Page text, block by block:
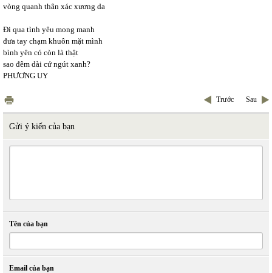
vòng quanh thân xác xương da
Đi qua tình yêu mong manh
đưa tay chạm khuôn mặt mình
bình yên có còn là thật
sao đêm dài cứ ngút xanh?
PHƯƠNG UY
Trước Sau
Gửi ý kiến của bạn
Tên của bạn
Email của bạn